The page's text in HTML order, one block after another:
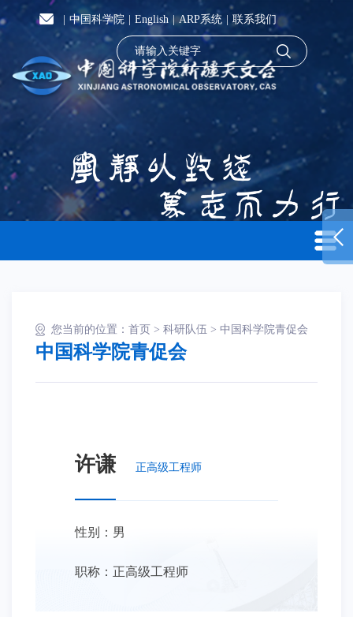
中国科学院 English |ARP系统 联系我们
您当前的位置： 首页 > 科研队伍 > 中国科学院青促会
中国科学院青促会
许谦 正高级工程师
性别：男
职称：正高级工程师